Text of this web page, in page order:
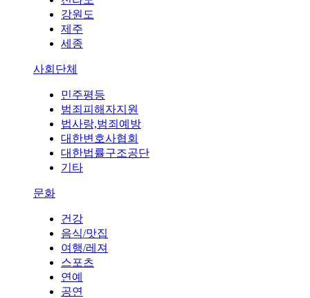
강원도
제주
세종
사회단체
민주평등
범죄피해자지원
법사랑,범죄예방
대한변호사협회
대한법률구조공단
기타
문화
건강
음식/맛집
여행/레져
스포츠
연예
공연